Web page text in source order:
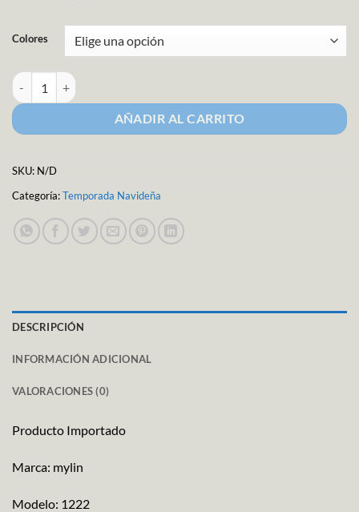
Colores
Flor Nochebuena Terciopelo M-1222 cantidad
AÑADIR AL CARRITO
SKU: N/D
Categoría:Temporada Navideña
DESCRIPCIÓN
INFORMACIÓN ADICIONAL
VALORACIONES (0)
Producto Importado
Marca: mylin
Modelo: 1222